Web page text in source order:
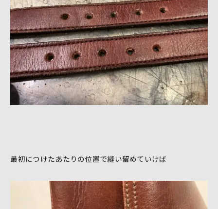
最初につけたあたりの位置で縫い留めていけば